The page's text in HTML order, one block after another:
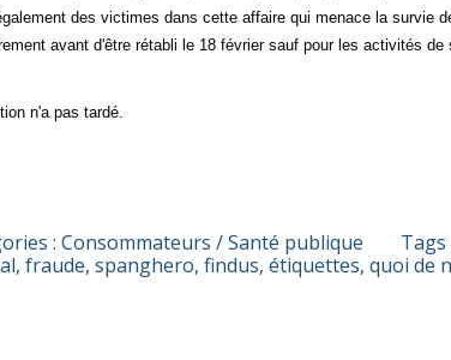
des victimes dans cette affaire qui menace la survie
avant d'être rétabli le 18 février sauf pour les activités de
n'a pas tardé.
:Consommateurs / Santé publique Tags
, fraude, spanghero, findus, étiquettes, quoi de